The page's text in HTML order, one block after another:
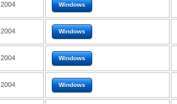
Windows
Windows
Windows
Windows